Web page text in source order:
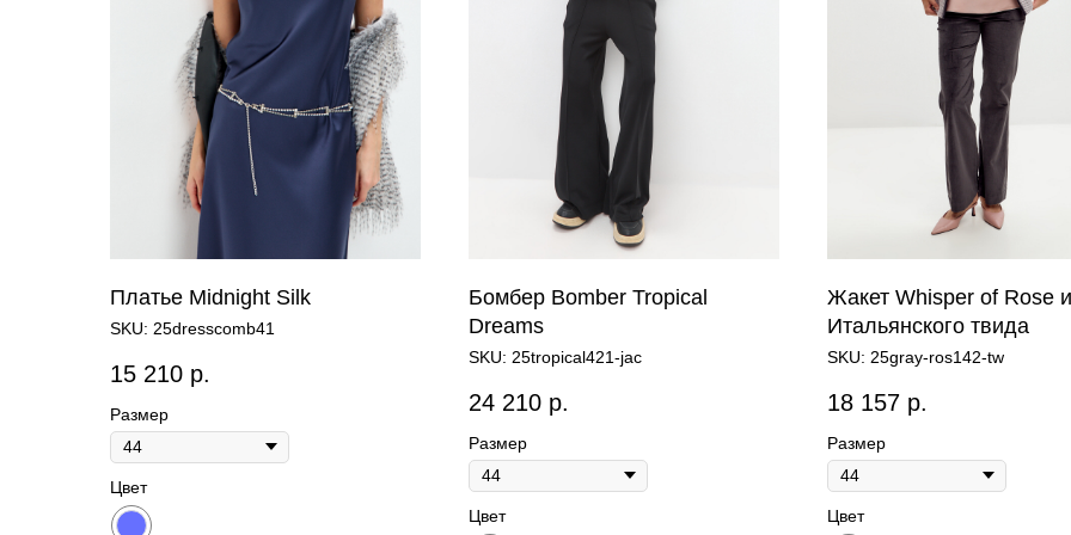
Платье Midnight Silk
SKU: 25dresscomb41
15 210 р.
Размер
Цвет
Бомбер Bomber Tropical
Dreams
SKU: 25tropical421-jac
24 210 р.
Размер
Цвет
Жакет Whisper of Rose
Итальянского твида
SKU: 25gray-ros142-tw
18 157 р.
Размер
Цвет